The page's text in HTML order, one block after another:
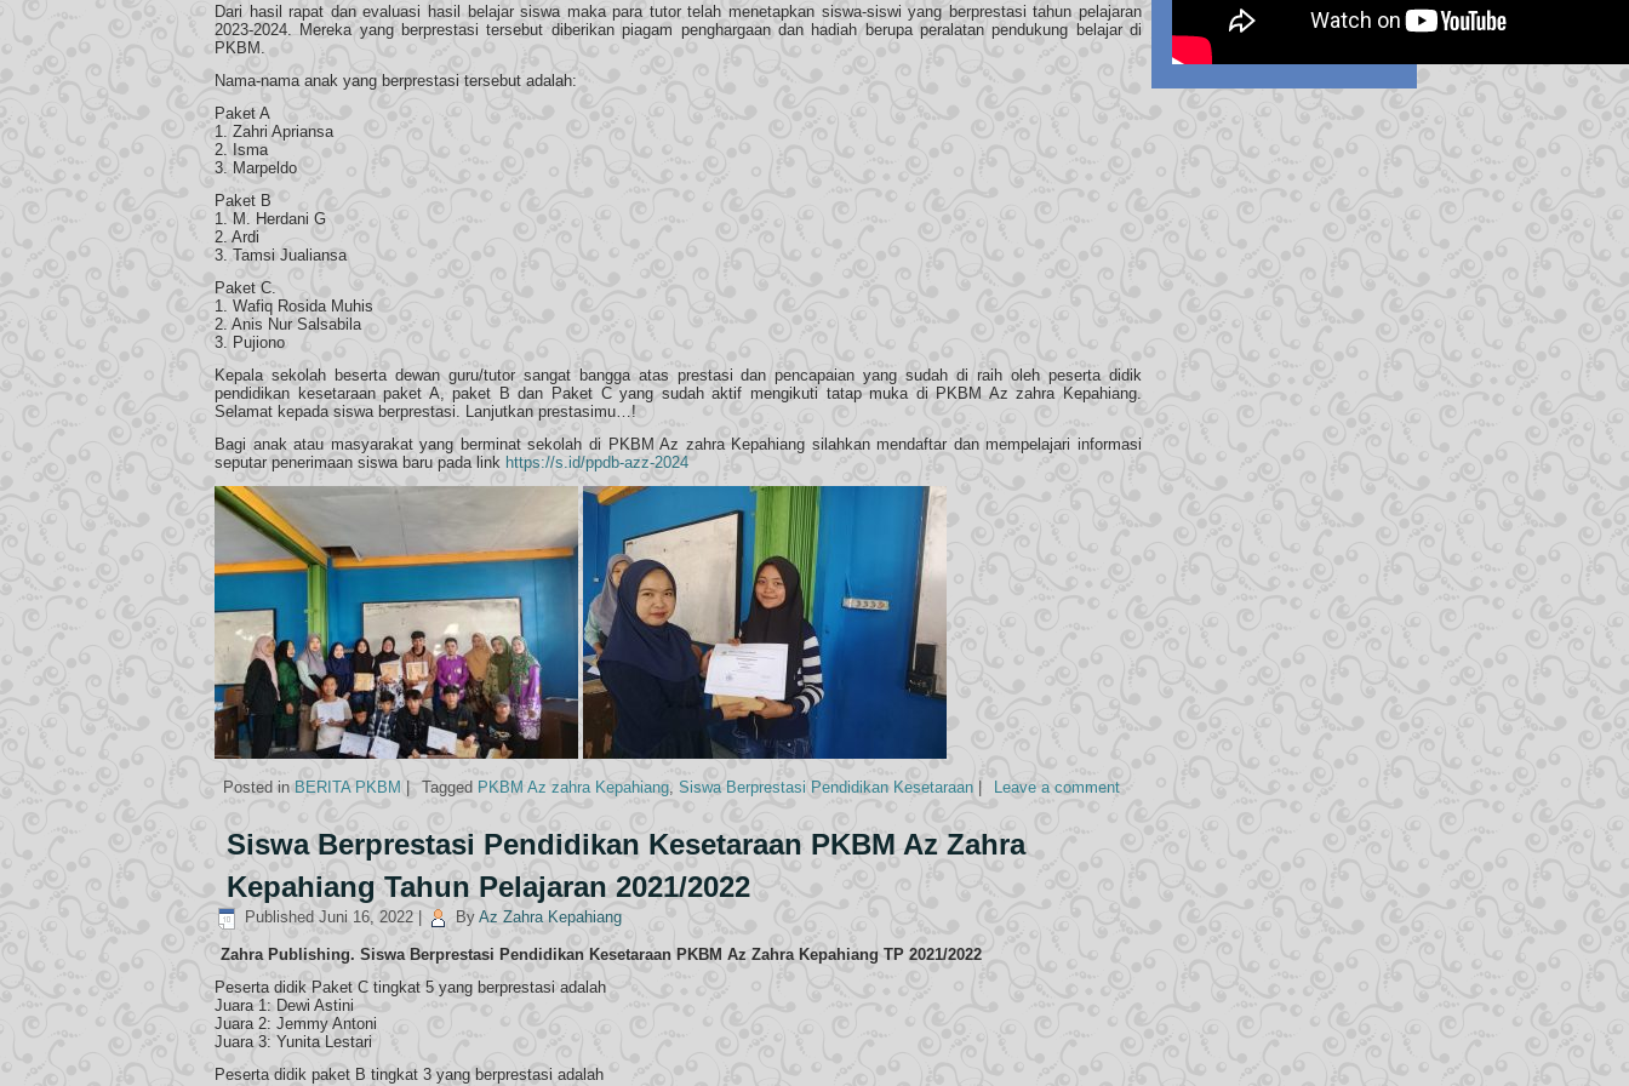
Dari hasil rapat dan evaluasi hasil belajar siswa maka para tutor telah menetapkan siswa-siswi yang berprestasi tahun pelajaran
2023-2024. Mereka yang berprestasi tersebut diberikan piagam penghargaan dan hadiah berupa peralatan pendukung belajar di
PKBM.
Nama-nama anak yang berprestasi tersebut adalah:
Paket A
1. Zahri Apriansa
2. Isma
3. Marpeldo
Paket B
1. M. Herdani G
2. Ardi
3. Tamsi Jualiansa
Paket C.
1. Wafiq Rosida Muhis
2. Anis Nur Salsabila
3. Pujiono
Kepala sekolah beserta dewan guru/tutor sangat bangga atas prestasi dan pencapaian yang sudah di raih oleh peserta didik
pendidikan kesetaraan paket A, paket B dan Paket C yang sudah aktif mengikuti tatap muka di PKBM Az zahra Kepahiang.
Selamat kepada siswa berprestasi. Lanjutkan prestasimu…!
Bagi anak atau masyarakat yang berminat sekolah di PKBM Az zahra Kepahiang silahkan mendaftar dan mempelajari informasi
seputar penerimaan siswa baru pada link https://s.id/ppdb-azz-2024
Posted in BERITA PKBM Tagged PKBM Az zahra Kepahiang, Siswa Berprestasi Pendidikan Kesetaraan Leave a comment
Siswa Berprestasi Pendidikan Kesetaraan PKBM Az Zahra
Kepahiang Tahun Pelajaran 2021/2022
Published Juni 16, 2022 By Az Zahra Kepahiang
Zahra Publishing. Siswa Berprestasi Pendidikan Kesetaraan PKBM Az Zahra Kepahiang TP 2021/2022
Peserta didik Paket C tingkat 5 yang berprestasi adalah
Juara 1: Dewi Astini
Juara 2: Jemmy Antoni
Juara 3: Yunita Lestari
Peserta didik paket B tingkat 3 yang berprestasi adalah